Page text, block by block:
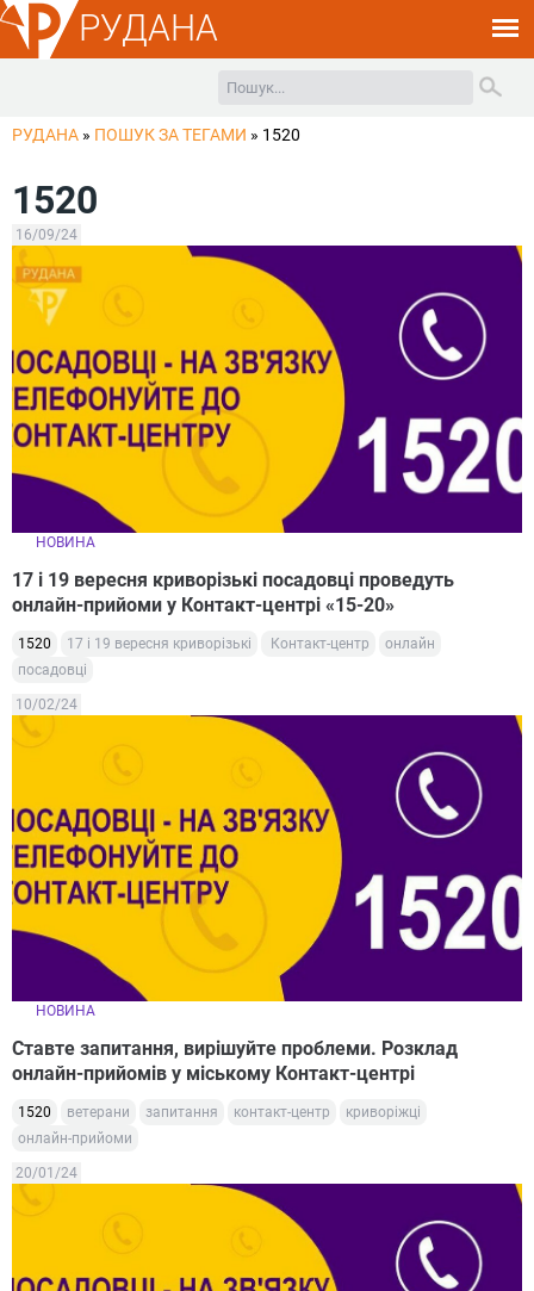
РУДАНА
РУДАНА » ПОШУК ЗА ТЕГАМИ » 1520
1520
16/09/24
НОВИНА
17 і 19 вересня криворізькі посадовці проведуть
онлайн-прийоми у Контакт-центрі «15-20»
1520 17 і 19 вересня криворізькі Контакт-центр
онлайн
посадовці
10/02/24
НОВИНА
Ставте запитання, вирішуйте проблеми. Розклад
онлайн-прийомів у міському Контакт-центрі
1520 ветерани запитання контакт-центр
криворіжці
онлайн-прийоми
20/01/24